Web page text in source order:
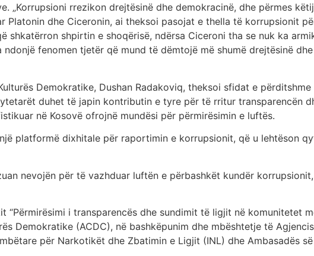
„Korrupsioni rrezikon drejtësinë dhe demokracinë, dhe përmes
Platonin dhe Ciceronin, ai theksoi pasojat e thella të korrupsionit
shkatërron shpirtin e shoqërisë, ndërsa Ciceroni tha se nuk ka
fenomen tjetër që mund të dëmtojë më shumë drejtësinë
Demokratike, Dushan Radakoviq, theksoi sfidat e
duhet të japin kontributin e tyre për të rritur transparencën
në Kosovë ofrojnë mundësi për përmirësimin e luftës.
platformë dixhitale për raportimin e korrupsionit, që u lehtëson
nevojën për të vazhduar luftën e përbashkët kundër
i transparencës dhe sundimit të ligjit në komunitetet
Demokratike (ACDC), në bashkëpunim dhe mbështetje të
për Narkotikët dhe Zbatimin e Ligjit (INL) dhe Ambasadës së